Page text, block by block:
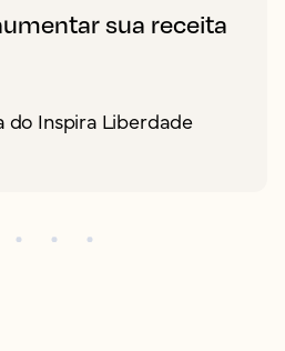
sua receita
do Inspira Liberdade